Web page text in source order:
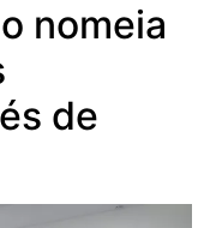
nomeia
de